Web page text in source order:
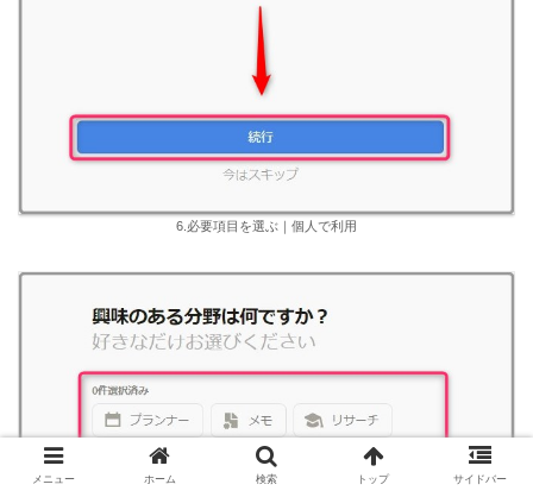
6.必要項目を選ぶ｜個人で利用
メニュー ホーム 検索 トップ サイドバー